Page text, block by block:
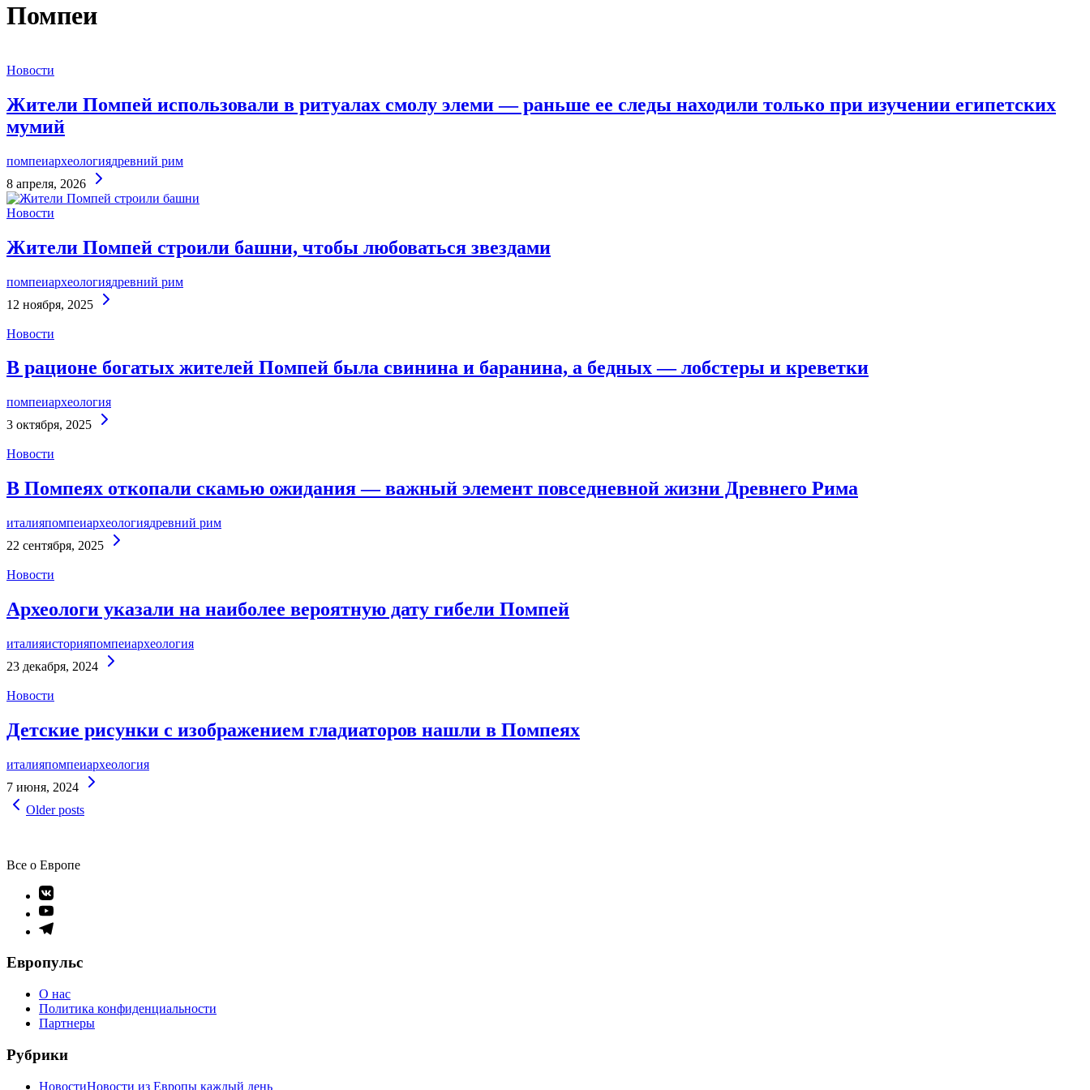
Помпеи
Новости
Жители Помпей использовали в ритуалах смолу элеми — раньше ее следы находили только при изучении египетских
мумий
помпеиархеологиядревний рим
8 апреля, 2026
Новости
Жители Помпей строили башни, чтобы любоваться звездами
помпеиархеологиядревний рим
12 ноября, 2025
Новости
В рационе богатых жителей Помпей была свинина и баранина, а бедных — лобстеры и креветки
помпеиархеология
3 октября, 2025
Новости
В Помпеях откопали скамью ожидания — важный элемент повседневной жизни Древнего Рима
италияпомпеиархеологиядревний рим
22 сентября, 2025
Новости
Археологи указали на наиболее вероятную дату гибели Помпей
италияисторияпомпеиархеология
23 декабря, 2024
Новости
Детские рисунки с изображением гладиаторов нашли в Помпеях
италияпомпеиархеология
7 июня, 2024
Навигация
Older posts
Все о Европе
Элемент
меню
Элемент
меню
Элемент
Европульс
О нас
Политика конфиденциальности
Партнеры
Рубрики
НовостиНовости из Европы каждый день